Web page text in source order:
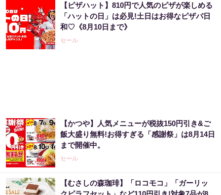
「え、こんなセールやってたの？」80％OFF
以上が続々登場！Amazonの本気が...
PR（Amazon）
【昭和43年以前生まれはロト６この数字を買
うべき】6つの数字が「完全一致」する方...
PR（株式会社MURA）
Amazon今日も見逃せない！80%OFF以上が
【ピザハット】810円で人気のピザが楽しめる
「ハットの日」は必見!土日はお得なピザパ日
和♡《8月10日まで》
セール
【かつや】人気メニューが税抜150円引き&ご
飯大盛り無料!お得すぎる「感謝祭」は8月14日
まで開催中。
セール
【むさしの森珈琲】「ロコモコ」「ガーリッ